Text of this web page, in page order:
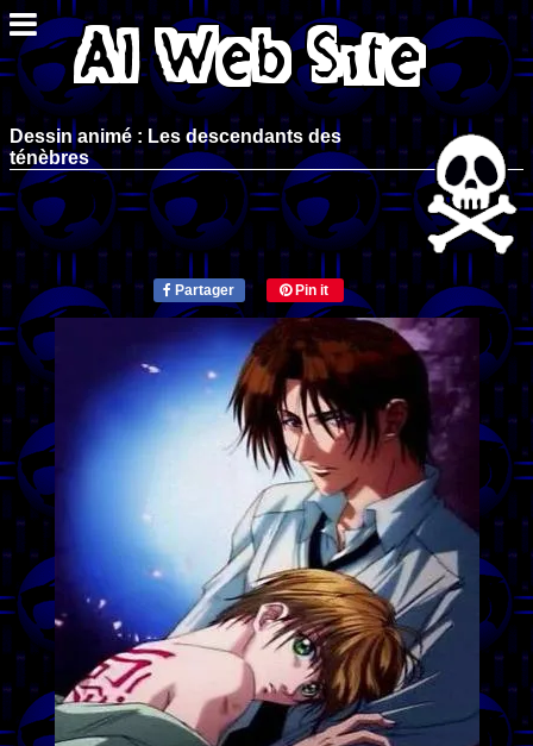
Dessin animé : Les descendants des
ténèbres
Partager Pin it